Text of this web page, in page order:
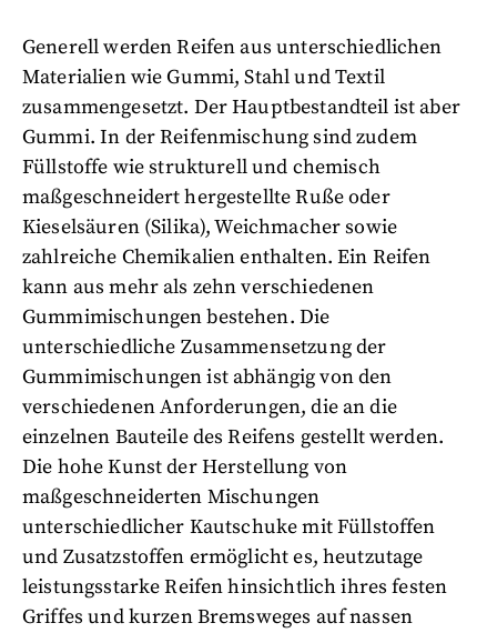
Generell werden Reifen aus unterschiedlichen
Materialien wie Gummi, Stahl und Textil
zusammengesetzt. Der Hauptbestandteil ist aber
Gummi. In der Reifenmischung sind zudem
Füllstoffe wie strukturell und chemisch
maßgeschneidert hergestellte Ruße oder
Kieselsäuren (Silika), Weichmacher sowie
zahlreiche Chemikalien enthalten. Ein Reifen
kann aus mehr als zehn verschiedenen
Gummimischungen bestehen. Die
unterschiedliche Zusammensetzung der
Gummimischungen ist abhängig von den
verschiedenen Anforderungen, die an die
einzelnen Bauteile des Reifens gestellt werden.
Die hohe Kunst der Herstellung von
maßgeschneiderten Mischungen
unterschiedlicher Kautschuke mit Füllstoffen
und Zusatzstoffen ermöglicht es, heutzutage
leistungsstarke Reifen hinsichtlich ihres festen
Griffes und kurzen Bremsweges auf nassen